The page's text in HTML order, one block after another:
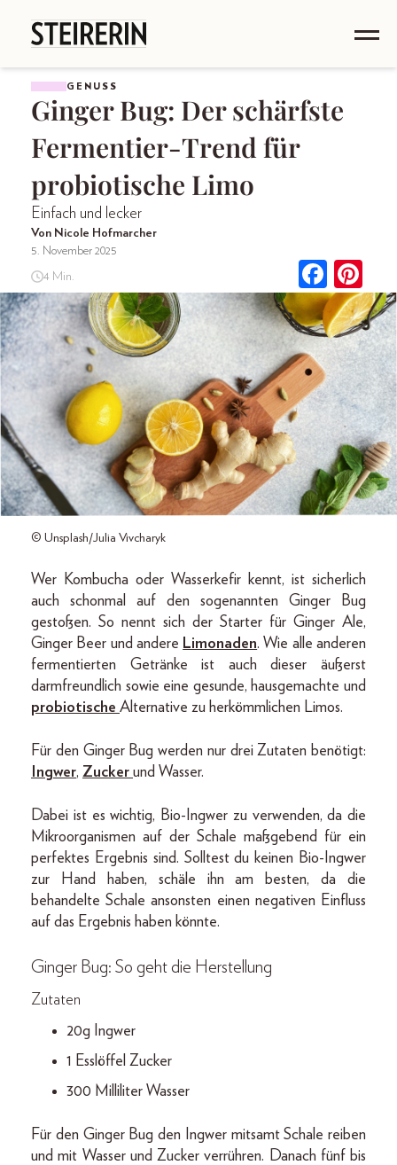
GENUSS
Ginger Bug: Der schärfste
Fermentier-Trend für
probiotische Limo
Einfach und lecker
Von Nicole Hofmarcher
5. November 2025
4 Min.
© Unsplash/Julia Vivcharyk
Wer Kombucha oder Wasserkefir kennt, ist sicherlich
auch schonmal auf den sogenannten Ginger Bug
gestoßen. So nennt sich der Starter für Ginger Ale,
Ginger Beer und andere Limonaden. Wie alle anderen
fermentierten Getränke ist auch dieser äußerst
darmfreundlich sowie eine gesunde, hausgemachte und
probiotische Alternative zu herkömmlichen Limos.
Für den Ginger Bug werden nur drei Zutaten benötigt:
Ingwer, Zucker und Wasser.
Dabei ist es wichtig, Bio-Ingwer zu verwenden, da die
Mikroorganismen auf der Schale maßgebend für ein
perfektes Ergebnis sind. Solltest du keinen Bio-Ingwer
zur Hand haben, schäle ihn am besten, da die
behandelte Schale ansonsten einen negativen Einfluss
auf das Ergebnis haben könnte.
Ginger Bug: So geht die Herstellung
Zutaten
20g Ingwer
1 Esslöffel Zucker
300 Milliliter Wasser
Für den Ginger Bug den Ingwer mitsamt Schale reiben
und mit Wasser und Zucker verrühren. Danach fünf bis